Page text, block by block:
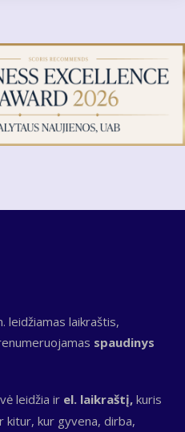
leidžiamas laikraštis,
spaudinys
leidžia ir el. laikraštį, kuris
kur gyvena, dirba,